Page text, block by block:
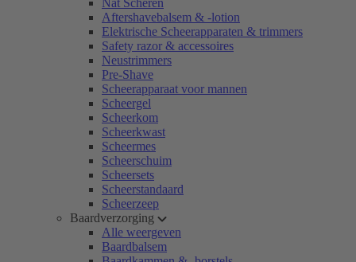
Nat Scheren
Aftershavebalsem & -lotion
Elektrische Scheerapparaten & trimmers
Safety razor & accessoires
Neustrimmers
Pre-Shave
Scheerapparaat voor mannen
Scheergel
Scheerkom
Scheerkwast
Scheermes
Scheerschuim
Scheersets
Scheerstandaard
Scheerzeep
Baardverzorging
Alle weergeven
Baardbalsem